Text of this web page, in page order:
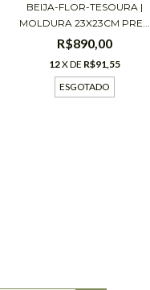
BEIJA-FLOR-TESOURA |
MOLDURA 23X23CM PRE...
R$890,00
12X DE R$91,55
ESGOTADO